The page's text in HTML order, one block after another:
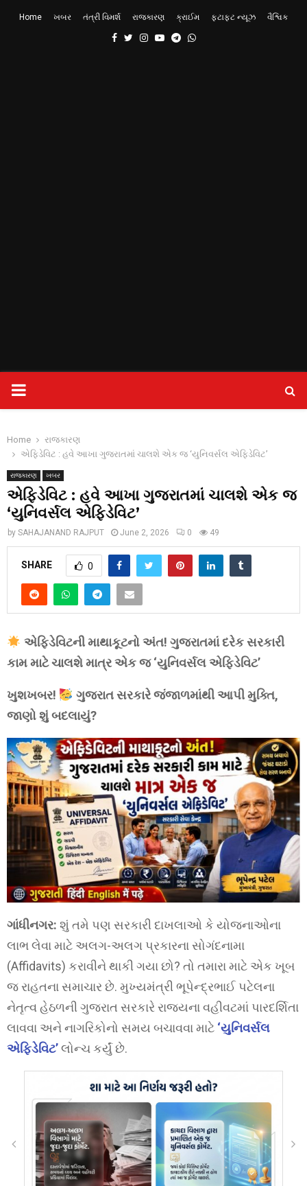
Home ખબર તંત્રી વિમર્શ રાજકારણ ક્રાઈમ ફટાફટ ન્યૂઝ વૈશ્વિક
Facebook
TwitterInstagram
YoutubeTelegram
Whatsapp
PRIMARY
Home
રાજકારણ
એફિડેવિટ : હવે આખા ગુજરાતમાં ચાલશે એક જ ‘યુનિવર્સલ એફિડેવિટ’
રાજકારણ ખબર
એફિડેવિટ : હવે આખા ગુજરાતમાં ચાલશે એક જ
‘યુનિવર્સલ એફિડેવિટ’
by SAHAJANAND RAJPUT June 2, 2026 0 49
SHARE 0
એફિડેવિટની માથાકૂટનો અંત! ગુજરાતમાં દરેક સરકારી
કામ માટે ચાલશે માત્ર એક જ ‘યુનિવર્સલ એફિડેવિટ’
ખુશખબર!
ગુજરાત સરકારે જંજાળમાંથી આપી મુક્તિ,
જાણો શું બદલાયું?
ગાંધીનગર: શું તમે પણ સરકારી દાખલાઓ કે યોજનાઓના
લાભ લેવા માટે અલગ-અલગ પ્રકારના સોગંદનામા
(Affidavits) કરાવીને થાકી ગયા છો? તો તમારા માટે એક ખૂબ
જ રાહતના સમાચાર છે. મુખ્યમંત્રી ભૂપેન્દ્રભાઈ પટેલના
નેતૃત્વ હેઠળની ગુજરાત સરકારે રાજ્યના વહીવટમાં પારદર્શિતા
લાવવા અને નાગરિકોનો સમય બચાવવા માટે ‘યુનિવર્સલ
એફિડેવિટ’લોન્ચ કર્યું છે.